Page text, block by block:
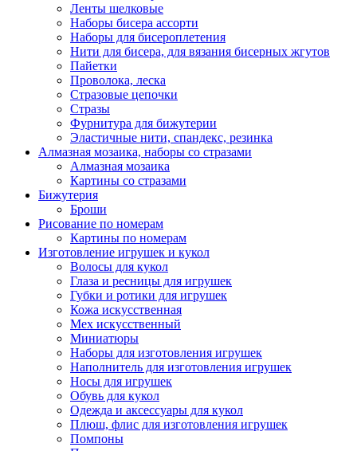
Ленты шелковые
Наборы бисера ассорти
Наборы для бисероплетения
Нити для бисера, для вязания бисерных жгутов
Пайетки
Проволока, леска
Стразовые цепочки
Стразы
Фурнитура для бижутерии
Эластичные нити, спандекс, резинка
Алмазная мозаика, наборы со стразами
Алмазная мозаика
Картины co стразами
Бижутерия
Броши
Рисование по номерам
Картины по номерам
Изготовление игрушек и кукол
Волосы для кукол
Глаза и ресницы для игрушек
Губки и ротики для игрушек
Кожа искусственная
Мех искусственный
Миниатюры
Наборы для изготовления игрушек
Наполнитель для изготовления игрушек
Носы для игрушек
Обувь для кукол
Одежда и аксессуары для кукол
Плюш, флис для изготовления игрушек
Помпоны